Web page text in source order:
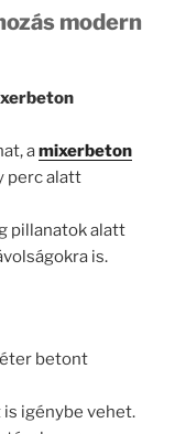
modern
amixerbeton
perc alatt
pillanatok alatt
is.
betont
is igénybe vehet.